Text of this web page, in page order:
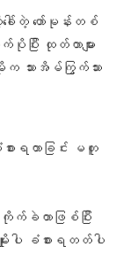
ါ်တဲ့ ဟော်မုန်းတစ်
း ထုတ်တာများ
သားအိမ်ကြွက်သား
ားရတာခြင်း မတူ
က်ခဲတာဖြစ်ပြီး
းပါ ခံစားရတတ်ပါ